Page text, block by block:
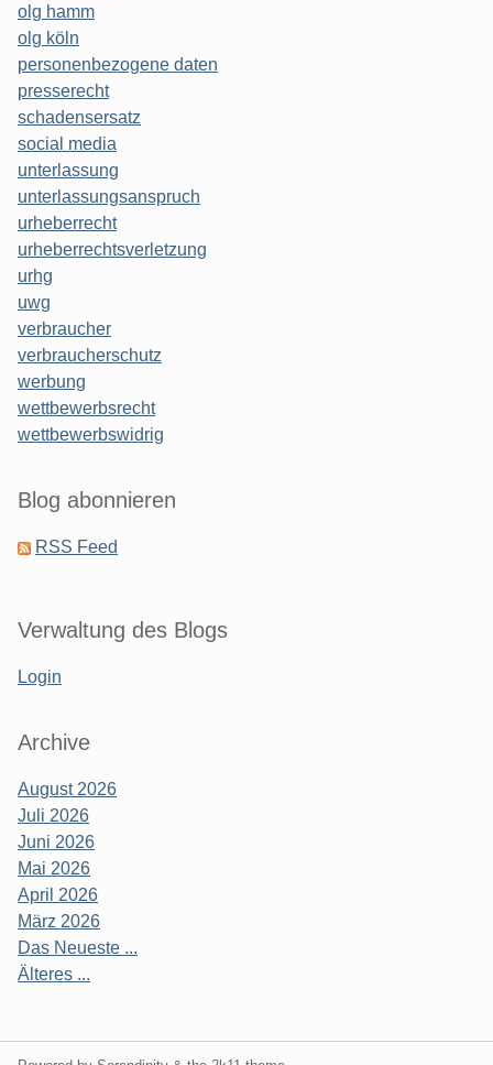
olg hamm
olg köln
personenbezogene daten
presserecht
schadensersatz
social media
unterlassung
unterlassungsanspruch
urheberrecht
urheberrechtsverletzung
urhg
uwg
verbraucher
verbraucherschutz
werbung
wettbewerbsrecht
wettbewerbswidrig
Blog abonnieren
RSS Feed
Verwaltung des Blogs
Login
Archive
August 2026
Juli 2026
Juni 2026
Mai 2026
April 2026
März 2026
Das Neueste ...
Älteres ...